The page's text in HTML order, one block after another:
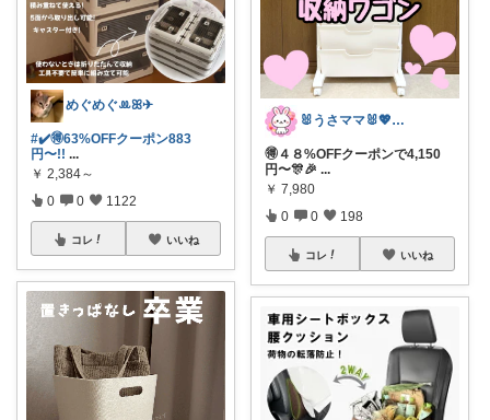
めぐめぐꔛꕤ✈︎
#✔️🉐63%OFFクーポン883
円〜!! ...
￥ 2,384～
0 0 1122
コレ いいね
🐰うさママ🐰💖キッズ・ママの日常✨
🉐４８%OFFクーポンで4,150
円〜🎊🎉 ...
￥ 7,980
0 0 198
コレ いいね